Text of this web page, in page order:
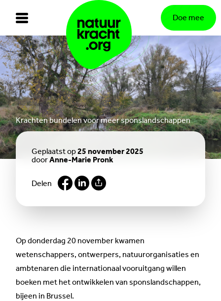
Doe mee
Krachten bundelen voor meer sponslandschappen
Geplaatst op25 november 2025
doorAnne-Marie Pronk
Delen
Op donderdag 20 november kwamen
wetenschappers, ontwerpers, natuurorganisaties en
ambtenaren die internationaal vooruitgang willen
boeken met het ontwikkelen van sponslandschappen,
bijeen in Brussel.